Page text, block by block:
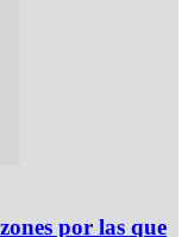
por las que